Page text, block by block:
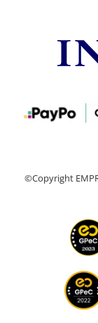
©Copyright